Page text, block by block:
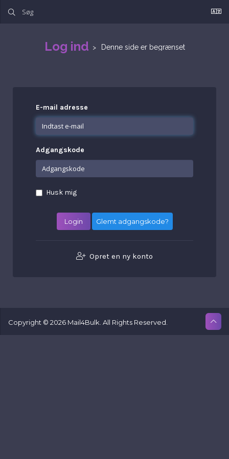
Log ind Denne side er begrænset
E-mail adresse
Adgangskode
Husk mig
Glemt adgangskode?
Opret en ny konto
Copyright © 2026 Mail4Bulk. All Rights Reserved.